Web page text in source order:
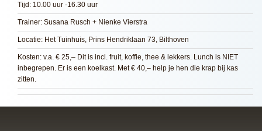
Tijd: 10.00 uur -16.30 uur
Trainer: Susana Rusch + Nienke Vierstra
Locatie: Het Tuinhuis, Prins Hendriklaan 73, Bilthoven
Kosten: v.a. € 25,– Dit is incl. fruit, koffie, thee & lekkers. Lunch is NIET
inbegrepen. Er is een koelkast. Met € 40,– help je hen die krap bij kas
zitten.